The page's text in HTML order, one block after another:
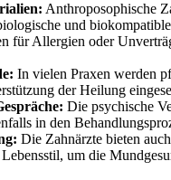
Anthroposophische
und
für Allergien oder
In vielen Praxen werden
der Heilung
Die psychische
in den
Die Zahnärzte bieten
um die